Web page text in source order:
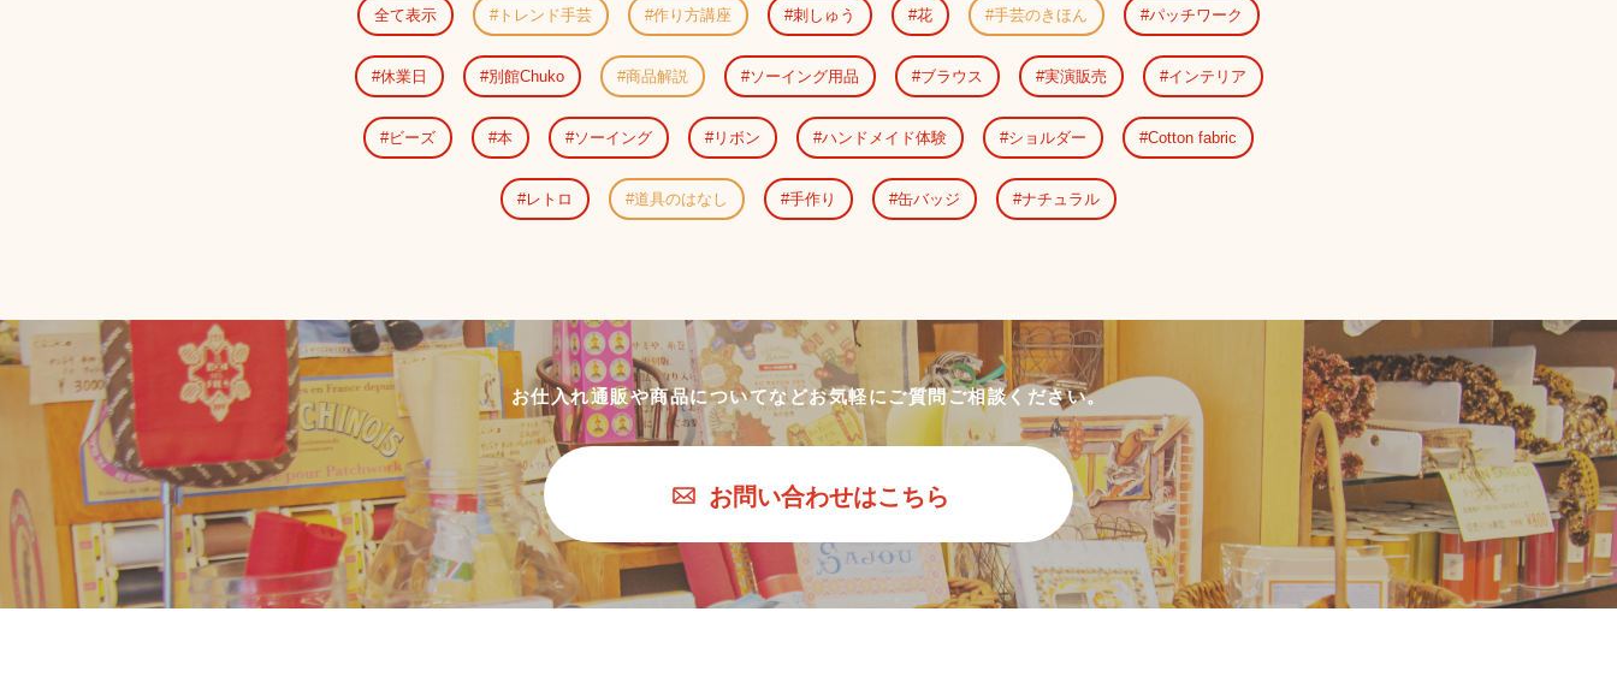
全て表示 トレンド手芸 作り方講座 刺しゅう 花 手芸のきほん パッチワーク
休業日 別館Chuko 商品解説 ソーイング用品 ブラウス 実演販売 インテリア
ビーズ 本 ソーイング リボン ハンドメイド体験 ショルダー Cotton fabric
レトロ 道具のはなし 手作り 缶バッジ ナチュラル
お仕入れ通販や商品についてなどお気軽にご質問ご相談ください。
お問い合わせはこちら